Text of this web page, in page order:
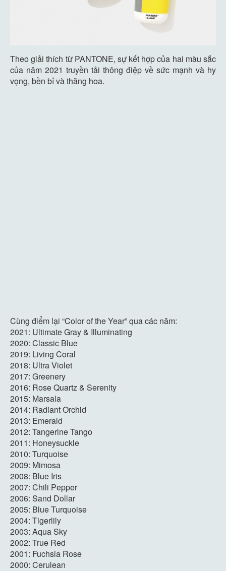
Theo giải thích từ PANTONE, sự kết hợp của hai màu sắc
của năm 2021 truyền tải thông điệp về sức mạnh và hy
vọng, bền bỉ và thăng hoa.
Cùng điểm lại “Color of the Year” qua các năm:
2021: Ultimate Gray & Illuminating
2020: Classic Blue
2019: Living Coral
2018: Ultra Violet
2017: Greenery
2016: Rose Quartz & Serenity
2015: Marsala
2014: Radiant Orchid
2013: Emerald
2012: Tangerine Tango
2011: Honeysuckle
2010: Turquoise
2009: Mimosa
2008: Blue Iris
2007: Chili Pepper
2006: Sand Dollar
2005: Blue Turquoise
2004: Tigerlily
2003: Aqua Sky
2002: True Red
2001: Fuchsia Rose
2000: Cerulean